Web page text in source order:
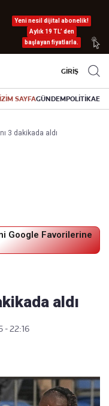
Yeni nesil dijital abonelik!
Aylık 19 TL’ den
başlayan fiyatlarla.
GİRİŞ
SAYFAGÜNDEMPOLİTİKA
3 dakikada aldı
Google Favorilerine
aldı
- 22:16